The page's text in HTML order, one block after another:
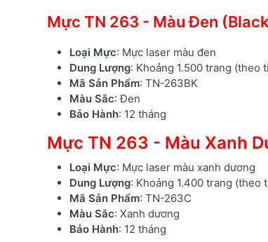
Mực TN 263 - Màu Đen
Loại Mực: Mực laser màu đen
Dung Lượng: Khoảng 1.500 trang (theo
Mã Sản Phẩm: TN-263BK
Màu Sắc: Đen
Bảo Hành: 12 tháng
Mực TN 263 - Màu Xanh
Loại Mực: Mực laser màu xanh dương
Dung Lượng: Khoảng 1.400 trang (theo
Mã Sản Phẩm: TN-263C
Màu Sắc: Xanh dương
Bảo Hành: 12 tháng